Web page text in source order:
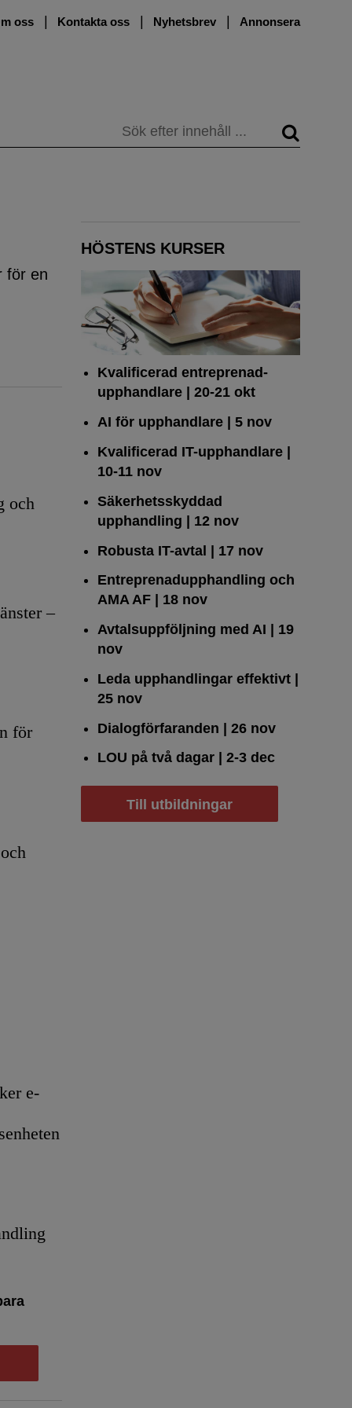
oss Kontakta oss Nyhetsbrev Annonsera
Sök
för en
och
–
för
e-
HÖSTENS KURSER
Kvalificerad entreprenad­
upphandlare
| 20-21 okt
AI för upphandlare | 5 nov
Kvalificerad IT-upphandlare |
10-11 nov
Säkerhetsskyddad
upphandling | 12 nov
Robusta IT-avtal | 17 nov
Entreprenadupphandling och
AMA AF | 18 nov
Avtalsuppföljning med AI | 19
nov
Leda upphandlingar effektivt |
25 nov
Dialogförfaranden | 26 nov
LOU på två dagar | 2-3 dec
Till utbildningar